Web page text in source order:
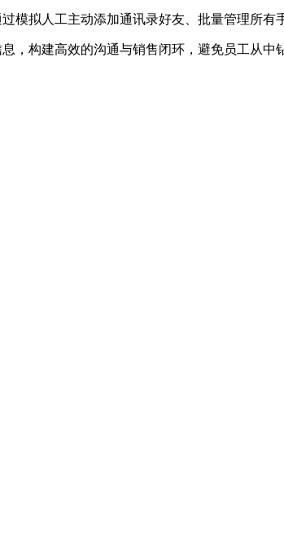
模拟人工主动添加通讯录好友、批量管理所有
，构建高效的沟通与销售闭环，避免员工从中